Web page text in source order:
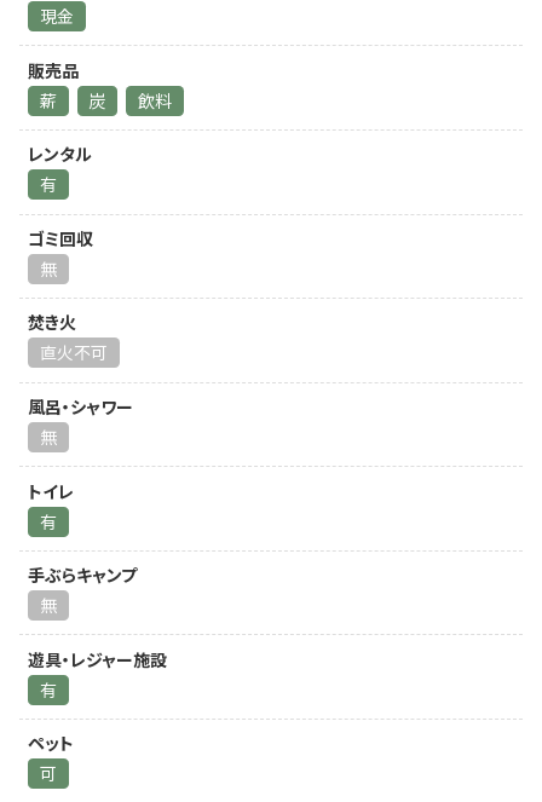
現金
販売品
薪
炭 飲料
レンタル
有
ゴミ回収
無
焚き火
直火不可
風呂・シャワー
無
トイレ
有
手ぶらキャンプ
無
遊具・レジャー施設
有
ペット
可